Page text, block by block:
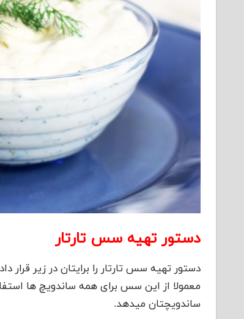
دستور تهیه سس تارتار
دستور تهیه سس تارتار را برایتان در زیر
معمولا از این سس برای همه ساندویچ ها
ساندویچتان میدهد.